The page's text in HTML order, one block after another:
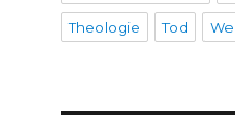
Theologie Tod